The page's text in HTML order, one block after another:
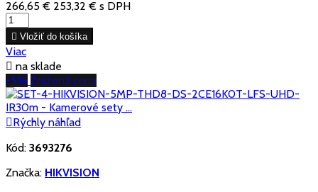
266,65 € 253,32 € s DPH
 Vložiť do košíka
Viac
 na sklade
-5% Znížená cena
Rýchly náhľad
Kód: 3693276
Značka: HIKVISION